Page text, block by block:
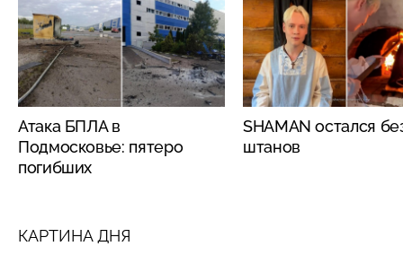
Атака БПЛА в
Подмосковье: пятеро
погибших
SHAMAN остался
штанов
КАРТИНА ДНЯ